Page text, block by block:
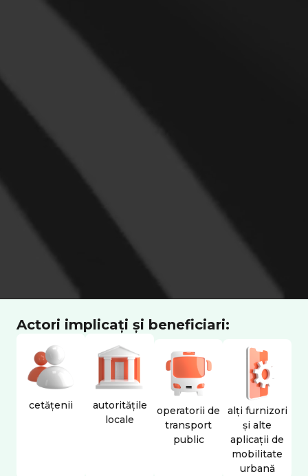
Actori implicați și beneficiari:
cetățenii
autoritățile
locale
operatorii de
transport
public
alți furnizori
și alte
aplicații de
mobilitate
urbană